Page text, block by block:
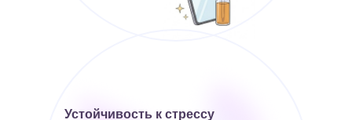
Устойчивость к стрессу